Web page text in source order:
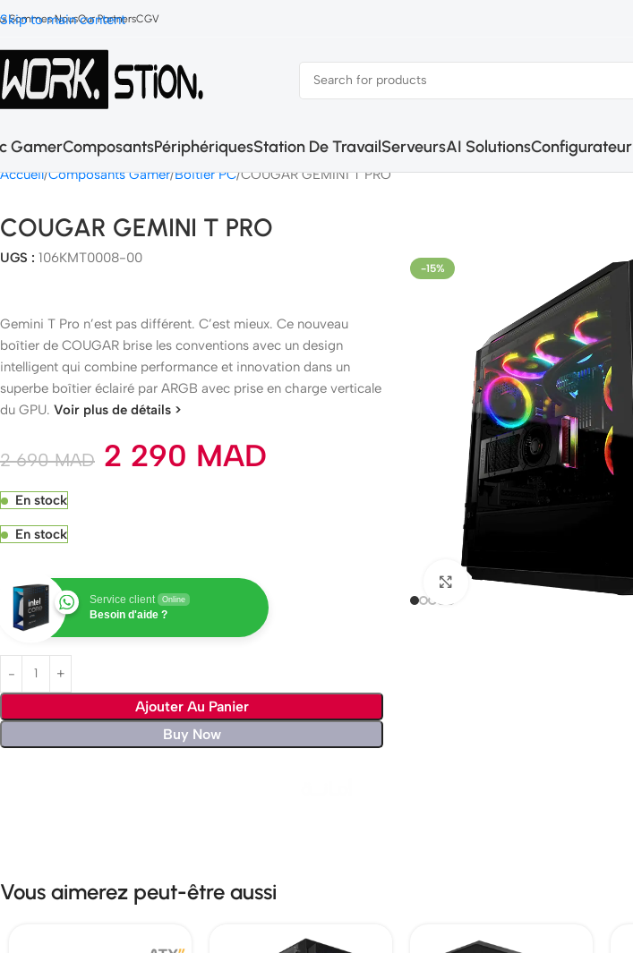
Skip to main content
Sommes NousOur PartnersCGV
GamerComposantsPériphériquesStation De TravailServeursAI SolutionsConfigurateur
Accueil Composants Gamer Boitier PC COUGAR GEMINI T PRO
COUGAR GEMINI T PRO
UGS : 106KMT0008-00
Gemini T Pro n’est pas différent. C’est mieux. Ce nouveau
boîtier de COUGAR brise les conventions avec un design
intelligent qui combine performance et innovation dans un
superbe boîtier éclairé par ARGB avec prise en charge verticale
du GPU. Voir plus de détails >
2 690MAD 2 290 MAD
En stock
En stock
Service client Online
Besoin d'aide ?
Ajouter Au Panier
Buy Now
-15%
Click to enlarge
Vous aimerez peut-être aussi